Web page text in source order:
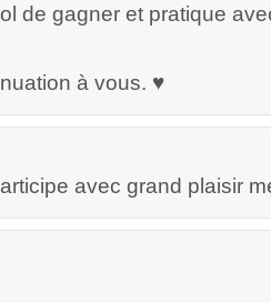
de gagner et pratique
à vous. ♥
avec grand plaisir